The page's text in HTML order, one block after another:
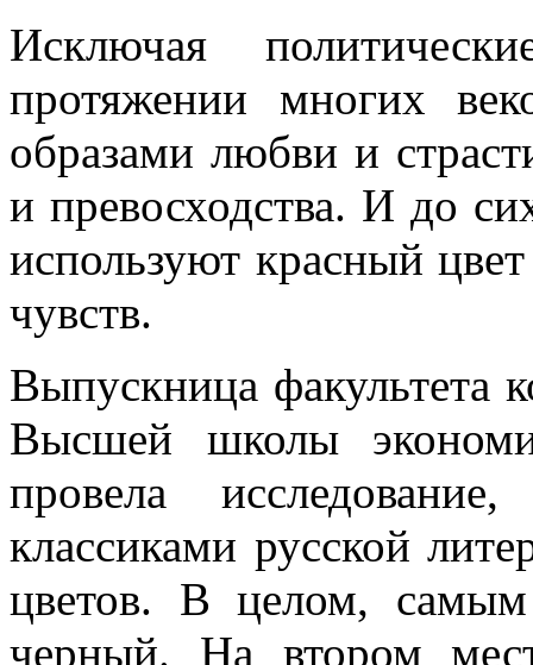
Исключая
протяжении многих
образами любви и
и превосходства. И до
используют красный
чувств.
Выпускница факультета
Высшей школы
провела
классиками русской
цветов. В целом,
черный. На втором